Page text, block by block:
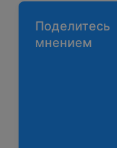
Поделитесь
мнением